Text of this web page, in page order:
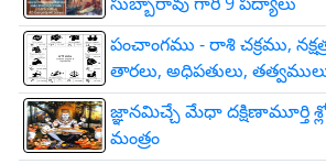
పంచాంగము - రాశి చక్రము,
తారలు, అధిపతులు,
జ్ఞాన‌మిచ్చే మేధా ద‌క్షిణామూర్తి
మంత్రం